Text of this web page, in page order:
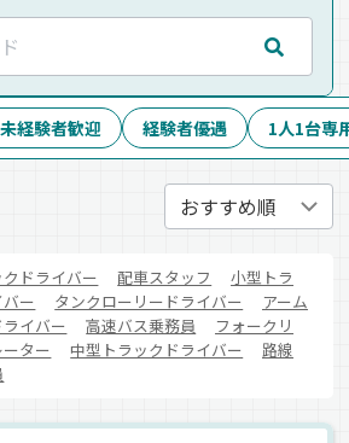
未経験者歓迎 経験者優遇 1人1台専
ドライバー 配車スタッフ
小型トラ
ー
タンクローリードライバー
アーム
イバー
高速バス乗務員
フォークリ
ター
中型トラックドライバー
路線